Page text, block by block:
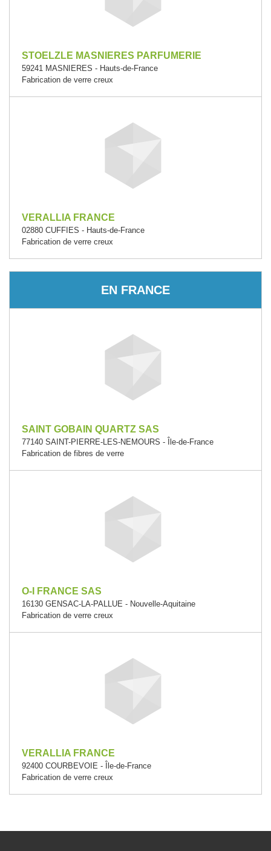
STOELZLE MASNIERES PARFUMERIE
59241 MASNIERES - Hauts-de-France
Fabrication de verre creux
VERALLIA FRANCE
02880 CUFFIES - Hauts-de-France
Fabrication de verre creux
EN FRANCE
SAINT GOBAIN QUARTZ SAS
77140 SAINT-PIERRE-LES-NEMOURS - Île-de-France
Fabrication de fibres de verre
O-I FRANCE SAS
16130 GENSAC-LA-PALLUE - Nouvelle-Aquitaine
Fabrication de verre creux
VERALLIA FRANCE
92400 COURBEVOIE - Île-de-France
Fabrication de verre creux